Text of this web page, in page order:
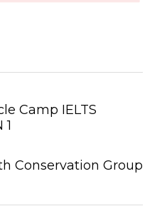
Camp IELTS
1
Conservation Group